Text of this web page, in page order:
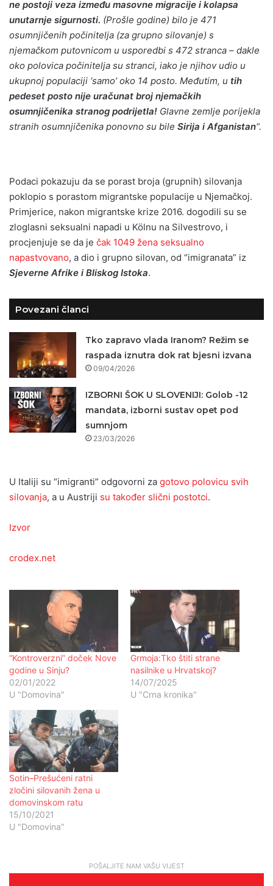
ne postoji veza između masovne migracije i kolapsa
unutarnje sigurnosti. (Prošle godine) bilo je 471
osumnjičenih počinitelja (za grupno silovanje) s
njemačkom putovnicom u usporedbi s 472 stranca – dakle
oko polovica počinitelja su stranci, iako je njihov udio u
ukupnoj populaciji ‘samo’ oko 14 posto. Međutim, u tih
pedeset posto nije uračunat broj njemačkih
osumnjičenika stranog podrijetla! Glavne zemlje porijekla
stranih osumnjičenika ponovno su bile Sirija i Afganistan“.
Podaci pokazuju da se porast broja (grupnih) silovanja
poklopio s porastom migrantske populacije u Njemačkoj.
Primjerice, nakon migrantske krize 2016. dogodili su se
zloglasni seksualni napadi u Kölnu na Silvestrovo, i
procjenjuje se da je čak 1049 žena seksualno
napastvovano, a dio i grupno silovan, od “imigranata” iz
Sjeverne Afrike i Bliskog Istoka.
Povezani članci
Tko zapravo vlada Iranom? Režim se
raspada iznutra dok rat bjesni izvana
09/04/2026
IZBORNI ŠOK U SLOVENIJI: Golob -12
mandata, izborni sustav opet pod
sumnjom
23/03/2026
U Italiji su “imigranti” odgovorni za gotovo polovicu svih
silovanja, a u Austriji su također slični postotci.
Izvor
crodex.net
“Kontroverzni” doček Nove
godine u Sinju?
02/01/2022
U "Domovina"
Grmoja:Tko štiti strane
nasilnike u Hrvatskoj?
14/07/2025
U "Crna kronika"
Sotin–Prešućeni ratni
zločini silovanih žena u
domovinskom ratu
15/10/2021
U "Domovina"
POŠALJITE NAM VAŠU VIJEST